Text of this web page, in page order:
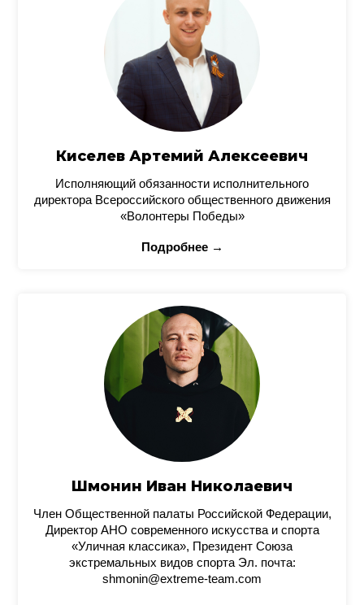
Киселев Артемий Алексеевич
Исполняющий обязанности исполнительного
директора Всероссийского общественного движения
«Волонтеры Победы»
Подробнее →
Шмонин Иван Николаевич
Член Общественной палаты Российской Федерации,
Директор АНО современного искусства и спорта
«Уличная классика», Президент Союза
экстремальных видов спорта Эл. почта:
shmonin@extreme-team.com